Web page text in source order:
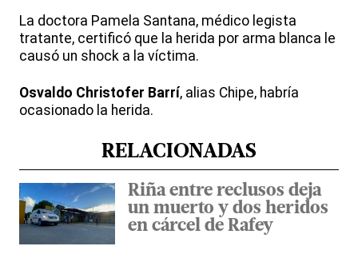
La doctora Pamela Santana, médico legista
tratante, certificó que la herida por arma blanca le
causó un shock a la víctima.
Osvaldo Christofer Barrí, alias Chipe, habría
ocasionado la herida.
RELACIONADAS
Riña entre reclusos deja
un muerto y dos heridos
en cárcel de Rafey